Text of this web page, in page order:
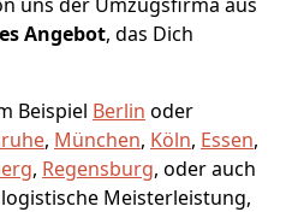
Angebot, das Dich
Beispiel Berlin oder
, München, Köln, Essen,
, Regensburg, oder auch
Meisterleistung,